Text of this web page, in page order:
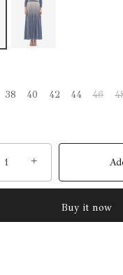
38 40 42 44 46
+
Buy it now